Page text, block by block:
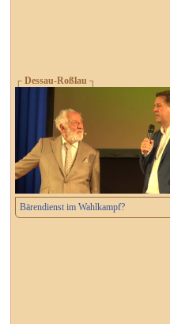
┌ Dessau-Roßlau ┐
Bärendienst im Wahlkampf?